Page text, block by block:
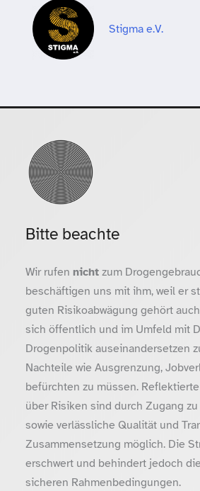
Stigma e.V.
Bitte beachte
Wir rufen nichtzum
beschäftigen uns mit ihm, weil er
guten Risikoabwägung gehört
sich öffentlich und im Umfeld mit
Drogenpolitik auseinandersetzen
Nachteile wie Ausgrenzung,
befürchten zu müssen.
über Risiken sind durch Zugang
sowie verlässliche Qualität und
Zusammensetzung möglich. Die
erschwert und behindert jedoch
sicheren Rahmenbedingungen.